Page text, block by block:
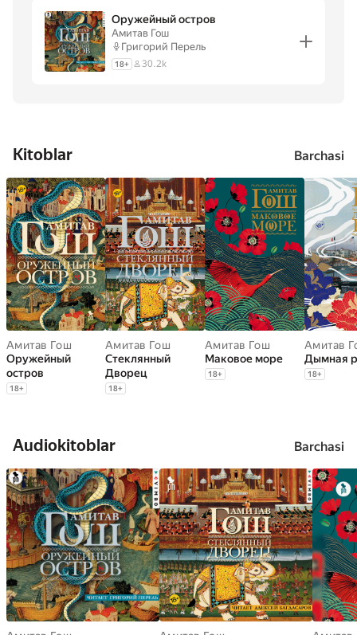
переведенных более чем на тридцать языков.
Писатель входил в состав жюри кинофестивалей в
Локарно и Венеции. Его эссе публиковались в
Оружейный остров
Амитав Гош
Григорий Перель
18+ 30.2k
Kitoblar Barchasi
Амитав Гош
Оружейный
остров
18+
Амитав Гош
Стеклянный
Дворец
18+
Амитав Гош
Маковое море
18+
Амитав
Дымная
18+
Audiokitoblar Barchasi